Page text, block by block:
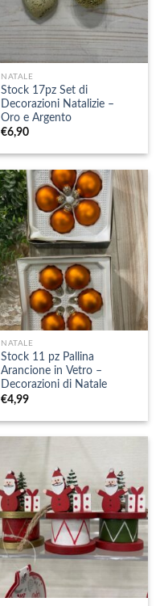
NATALE
Stock 17pz Set di
Decorazioni Natalizie –
Oro e Argento
€6,90
NATALE
Stock 11 pz Pallina
Arancione in Vetro –
Decorazioni di Natale
€4,99